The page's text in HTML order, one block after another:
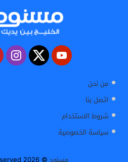
من نحن
اتصل بنا
شروط الاستخدام
سياسة الخصوصية
مسنود © 2026 All rights reserved.